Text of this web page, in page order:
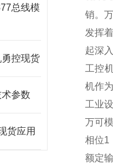
总线模
控现货
参数
货应用
销。
发挥
起深
工控
机作
工业
万可
相位1
额定